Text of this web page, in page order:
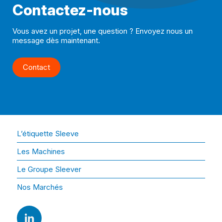
Contactez-nous
Vous avez un projet, une question ? Envoyez nous un
message dès maintenant.
Contact
L’étiquette Sleeve
Les Machines
Le Groupe Sleever
Nos Marchés